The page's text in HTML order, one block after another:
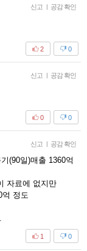
신고 | 공감 확인
0
2
신고 | 공감 확인
0
0
신고 | 공감 확인
(90일)매출 1360억
자료에 없지만
억 정도
0
1